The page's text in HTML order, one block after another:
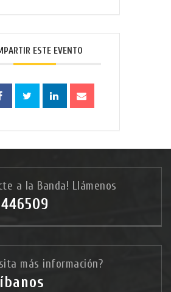
ESTE EVENTO
a la Banda! Llámenos
más información?